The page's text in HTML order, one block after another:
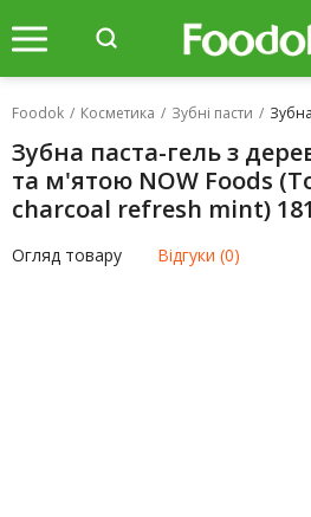
Foodok / Косметика / Зубні пасти /
Зубна паста-гель з
та м'ятою NOW Foods
charcoal refresh mint)
Огляд товару Відгуки (0)